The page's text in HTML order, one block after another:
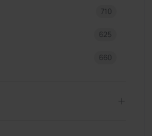
710
625
660